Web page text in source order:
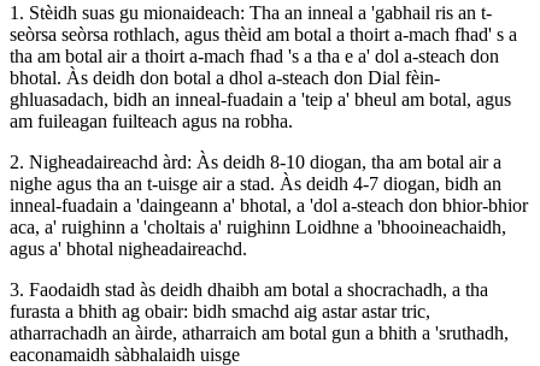
1. Stèidh suas gu mionaideach: Tha an inneal a 'gabhail ris an t-
seòrsa seòrsa rothlach, agus thèid am botal a thoirt a-mach fhad' s a
tha am botal air a thoirt a-mach fhad 's a tha e a' dol a-steach don
bhotal. Às deidh don botal a dhol a-steach don Dial fèin-
ghluasadach, bidh an inneal-fuadain a 'teip a' bheul am botal, agus
am fuileagan fuilteach agus na robha.
2. Nigheadaireachd àrd: Às deidh 8-10 diogan, tha am botal air a
nighe agus tha an t-uisge air a stad. Às deidh 4-7 diogan, bidh an
inneal-fuadain a 'daingeann a' bhotal, a 'dol a-steach don bhior-bhior
aca, a' ruighinn a 'choltais a' ruighinn Loidhne a 'bhooineachaidh,
agus a' bhotal nigheadaireachd.
3. Faodaidh stad às deidh dhaibh am botal a shocrachadh, a tha
furasta a bhith ag obair: bidh smachd aig astar astar tric,
atharrachadh an àirde, atharraich am botal gun a bhith a 'sruthadh,
eaconamaidh sàbhalaidh uisge